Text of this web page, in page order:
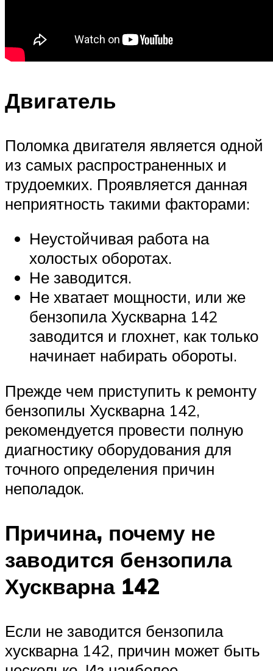
Двигатель
Поломка двигателя является одной
из самых распространенных и
трудоемких. Проявляется данная
неприятность такими факторами:
Неустойчивая работа на
холостых оборотах.
Не заводится.
Не хватает мощности, или же
бензопила Хускварна 142
заводится и глохнет, как только
начинает набирать обороты.
Прежде чем приступить к ремонту
бензопилы Хускварна 142,
рекомендуется провести полную
диагностику оборудования для
точного определения причин
неполадок.
Причина, почему не
заводится бензопила
Хускварна 142
Если не заводится бензопила
хускварна 142, причин может быть